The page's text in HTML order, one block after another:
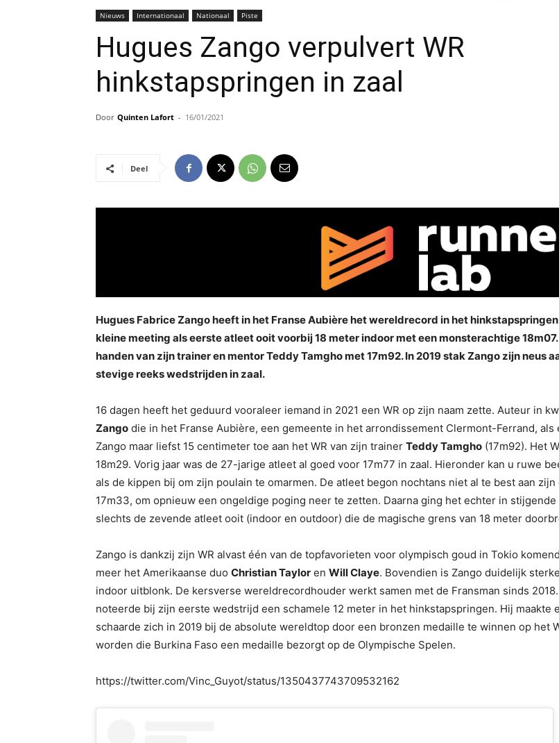
Nieuws Internationaal Nationaal Piste
Hugues Zango verpulvert WR
hinkstapspringen in zaal
Door Quinten Lafort - 16/01/2021
Deel
Hugues Fabrice Zango heeft in het Franse Aubière het wereldrecord in het
kleine meeting als eerste atleet ooit voorbij 18 meter indoor met een monsterachtige
handen van zijn trainer en mentor Teddy Tamgho met 17m92. In 2019 stak Zango zijn neus
stevige reeks wedstrijden in zaal.
16 dagen heeft het geduurd vooraleer iemand in 2021 een WR op zijn naam zette. Auteur in
Zango die in het Franse Aubière, een gemeente in het arrondissement Clermont-Ferrand,
Zango maar liefst 15 centimeter toe aan het WR van zijn trainer Teddy Tamgho (17m92). Het
18m29. Vorig jaar was de 27-jarige atleet al goed voor 17m77 in zaal. Hieronder kan u ruwe
als de kippen bij om zijn poulain te omarmen. De atleet begon nochtans niet al te best aan
17m33, om opnieuw een ongeldige poging neer te zetten. Daarna ging het echter in stijgende
slechts de zevende atleet ooit (indoor en outdoor) die de magische grens van 18 meter
Zango is dankzij zijn WR alvast één van de topfavorieten voor olympisch goud in Tokio
meer het Amerikaanse duo Christian Taylor en Will Claye. Bovendien is Zango duidelijk
indoor uitblonk. De kersverse wereldrecordhouder werkt samen met de Fransman sinds
noteerde bij zijn eerste wedstrijd een schamele 12 meter in het hinkstapspringen. Hij
schaarde zich in 2019 bij de absolute wereldtop door een bronzen medaille te winnen op het
worden die Burkina Faso een medaille bezorgt op de Olympische Spelen.
https://twitter.com/Vinc_Guyot/status/1350437743709532162